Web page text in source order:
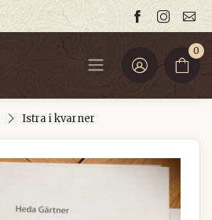
0
Istra i kvarner